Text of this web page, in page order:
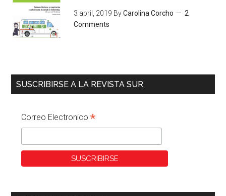
3 abril, 2019 ByCarolina Corcho
2
Comments
SUSCRIBIRSE A LA REVISTA SUR
Correo Electronico*